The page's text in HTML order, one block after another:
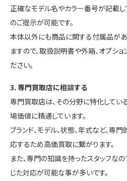
正確なモデル名やカラー番号が記載し
のご提示が可能です。
本体以外にも商品に関する付属品が
ますので、取扱説明書や外箱、オプシ
ださい。
3. 専門買取店に相談する
専門買取店は、その分野に特化してい
場価値に精通しています。
ブランド、モデル、状態、年式など、
応するため高価買取に繋がります。
また、専門の知識を持ったスタッフな
じた対応が可能な事が多いです。